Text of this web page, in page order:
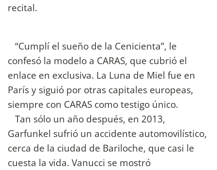
recital.
“Cumplí el sueño de la Cenicienta”, le
confesó la modelo a CARAS, que cubrió el
enlace en exclusiva. La Luna de Miel fue en
París y siguió por otras capitales europeas,
siempre con CARAS como testigo único.
Tan sólo un año después, en 2013,
Garfunkel sufrió un accidente automovilístico,
cerca de la ciudad de Bariloche, que casi le
cuesta la vida. Vanucci se mostró